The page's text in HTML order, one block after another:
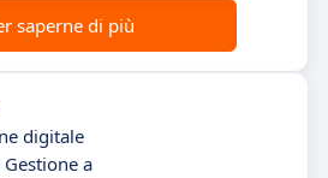
saperne di più
digitale
a